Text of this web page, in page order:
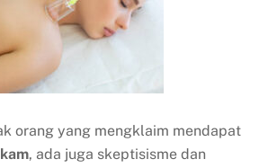
orang yang mengklaim mendapat
, ada juga skeptisisme dan